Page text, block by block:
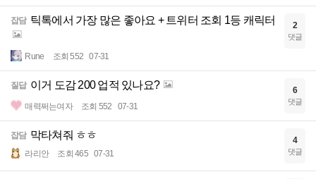
잡담 틱톡에서 가장 많은 좋아요 + 트위터 조회 1등 캐릭터
Rune 조회 552 07-31
2
댓글
질답 이거 도감 200 업적 있나요?
매력쩌는여자 조회 552 07-31
6
댓글
잡담 막타쳐줘 ㅎㅎ
라리안 조회 465 07-31
4
댓글